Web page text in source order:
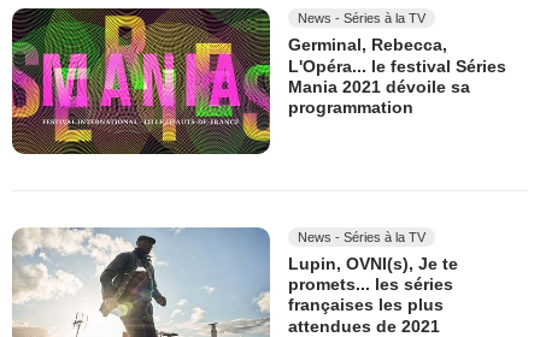
News - Séries à la TV
Germinal, Rebecca,
L'Opéra... le festival Séries
Mania 2021 dévoile sa
programmation
News - Séries à la TV
Lupin, OVNI(s), Je te
promets... les séries
françaises les plus
attendues de 2021